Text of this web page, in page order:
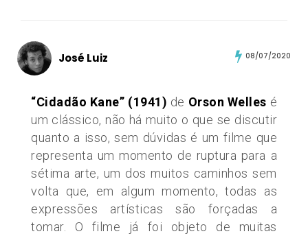
José Luiz 08/07/2020
“Cidadão Kane” (1941) de Orson Welles é
um clássico, não há muito o que se discutir
quanto a isso, sem dúvidas é um filme que
representa um momento de ruptura para a
sétima arte, um dos muitos caminhos sem
volta que, em algum momento, todas as
expressões artísticas são forçadas a
tomar. O filme já foi objeto de muitas